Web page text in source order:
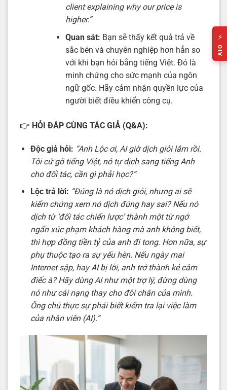
client explaining why our price is
higher.”
Quan sát: Bạn sẽ thấy kết quả trả về
sắc bén và chuyên nghiệp hơn hẳn so
với khi bạn hỏi bằng tiếng Việt. Đó là
minh chứng cho sức mạnh của ngôn
ngữ gốc. Hãy cảm nhận quyền lực của
người biết điều khiển công cụ.
👉 HỎI ĐÁP CÙNG TÁC GIẢ (Q&A):
Độc giả hỏi: “Anh Lộc ơi, AI giờ dịch giỏi lắm rồi.
Tôi cứ gõ tiếng Việt, nó tự dịch sang tiếng Anh
cho đối tác, cần gì phải học?”
Lộc trả lời: “Đúng là nó dịch giỏi, nhưng ai sẽ
kiểm chứng xem nó dịch đúng hay sai? Nếu nó
dịch từ ‘đối tác chiến lược’ thành một từ ngớ
ngẩn xúc phạm khách hàng mà anh không biết,
thì hợp đồng tiền tỷ của anh đi tong. Hơn nữa, sự
phụ thuộc tạo ra sự yếu hèn. Nếu ngày mai
Internet sập, hay AI bị lỗi, anh trở thành kẻ câm
điếc à? Hãy dùng AI như một trợ lý, đừng dùng
nó như cái nạng thay cho đôi chân của mình.
Ông chủ thực sự phải biết kiểm tra lại việc làm
của nhân viên (AI).”
⚡
AIO